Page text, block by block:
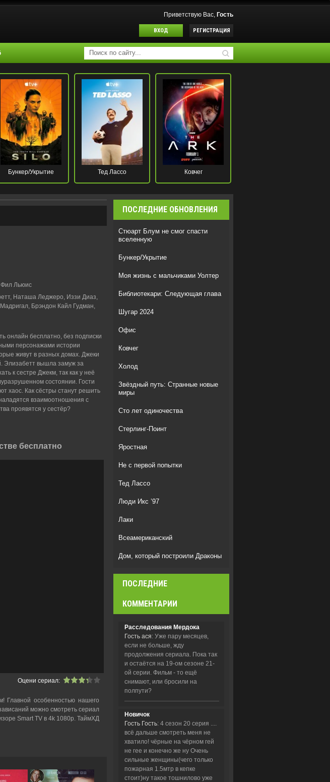
Приветствую Вас, Гость
ВХОД РЕГИСТРАЦИЯ
Бункер/Укрытие Тед Лассо Ковчег
Фил Льюис
Наташа Леджеро, Иззи Диаз,
Брэндон Кайл Гудман,
онлайн бесплатно, без подписки
персонажами истории
живут в разных домах. Джеки
Элизабетт вышла замуж за
к сестре Джекм, так как у неё
состоянии. Гости
хаос. Как сёстры станут решить
взаимоотношения с
проявятся у сестёр?
бесплатно
Оцени сериал:
Главной особенностью нашего
можно смотреть cериал
Smart TV в 4k 1080p. ТаймХД
ПОСЛЕДНИЕ ОБНОВЛЕНИЯ
Стюарт Блум не смог спасти
вселенную
Бункер/Укрытие
Моя жизнь с мальчиками Уолтер
Библиотекари: Следующая глава
Шугар 2024
Офис
Ковчег
Холод
Звёздный путь: Странные новые
миры
Сто лет одиночества
Стерлинг-Поинт
Яростная
Не с первой попытки
Тед Лассо
Люди Икс ’97
Лаки
Всеамериканский
Дом, который построили Драконы
Дом Дракона
ПОСЛЕДНИЕ
КОММЕНТАРИИ
Расследования Мердока
Гость ася: Уже пару месяцев,
если не больше, жду
продолжения сериала. Пока так
и остаётся на 19-ом сезоне 21-
ой серии. Фильм - то ещё
снимают, или бросили на
полпути?
Новичок
Гость Гость: 4 сезон 20 серия ....
всё дальше смотреть меня не
хватило! чёрные на чёрном гей
не гее и конечно же ну Очень
сильные женщины(чего только
пожарная 1.5мтр в кепке
стоит)ну такое тошнилово уже